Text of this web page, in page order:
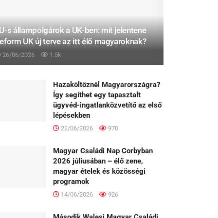
s állampolgárok a UK-ben: mit jelentene
UK új terve az itt élő magyaroknak?
26/06/2026 1.5k
Hazaköltöznél Magyarországra?
Így segíthet egy tapasztalt
ügyvéd-ingatlanközvetítő az első
lépésekben
22/06/2026 970
Magyar Családi Nap Corbyban
2026 júliusában – élő zene,
magyar ételek és közösségi
programok
14/06/2026 926